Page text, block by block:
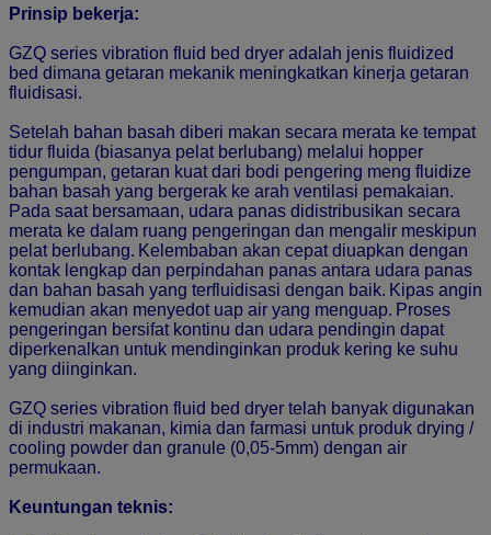
Prinsip bekerja:
GZQ series vibration fluid bed dryer adalah jenis fluidized
bed dimana getaran mekanik meningkatkan kinerja getaran
fluidisasi.
Setelah bahan basah diberi makan secara merata ke tempat
tidur fluida (biasanya pelat berlubang) melalui hopper
pengumpan, getaran kuat dari bodi pengering meng fluidize
bahan basah yang bergerak ke arah ventilasi pemakaian.
Pada saat bersamaan, udara panas didistribusikan secara
merata ke dalam ruang pengeringan dan mengalir meskipun
pelat berlubang. Kelembaban akan cepat diuapkan dengan
kontak lengkap dan perpindahan panas antara udara panas
dan bahan basah yang terfluidisasi dengan baik. Kipas angin
kemudian akan menyedot uap air yang menguap. Proses
pengeringan bersifat kontinu dan udara pendingin dapat
diperkenalkan untuk mendinginkan produk kering ke suhu
yang diinginkan.
GZQ series vibration fluid bed dryer telah banyak digunakan
di industri makanan, kimia dan farmasi untuk produk drying /
cooling powder dan granule (0,05-5mm) dengan air
permukaan.
Keuntungan teknis: